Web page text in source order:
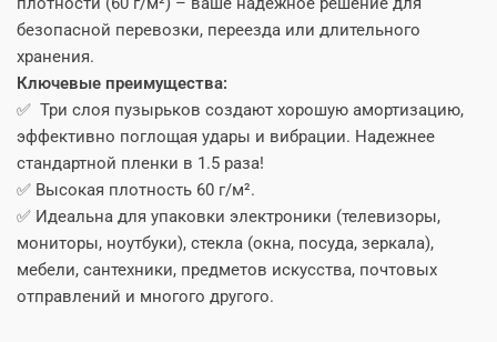
безопасной перевозки, переезда или длительного
хранения.
Ключевые преимущества:
✅ Три слоя пузырьков создают хорошую амортизацию,
эффективно поглощая удары и вибрации. Надежнее
стандартной пленки в 1.5 раза!
✅ Высокая плотность 60 г/м².
✅ Идеальна для упаковки электроники (телевизоры,
мониторы, ноутбуки), стекла (окна, посуда, зеркала),
мебели, сантехники, предметов искусства, почтовых
отправлений и многого другого.